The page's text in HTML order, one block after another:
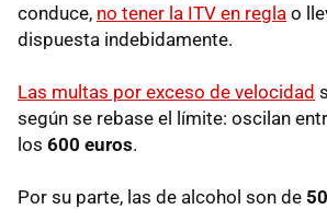
conduce, no tener la ITV en regla o
dispuesta indebidamente.
Las multas por exceso de velocidad
según se rebase el límite: oscilan
los 600 euros.
Por su parte, las de alcohol son de